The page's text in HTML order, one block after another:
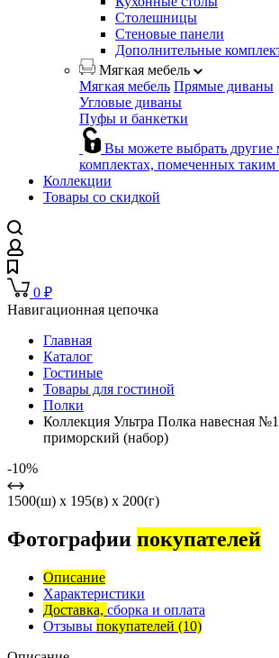
Столешницы
Стеновые панели
Дополнительные
Мягкая мебель
Мягкая мебель Прямые диваны
Угловые диваны
Пуфы и банкетки
Вы можете выбрать другие
комплектах, помеченных таким
Коллекции
Товары со скидкой
0 ₽
Навигационная цепочка
Главная
Каталог
Гостиные
Товары для гостиной
Полки
Коллекция Ультра Полка навесная
приморский (набор)
-10%
1500(ш) x 195(в) x 200(г)
Фотографии покупателей
Описание
Характеристики
Доставка, сборка и оплата
Отзывы покупателей (10)